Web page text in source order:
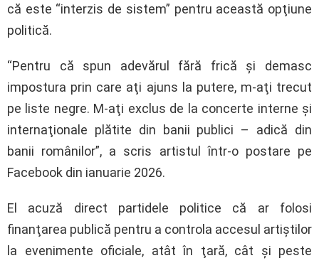
că este “interzis de sistem” pentru această opţiune
politică.
“Pentru că spun adevărul fără frică şi demasc
impostura prin care aţi ajuns la putere, m-aţi trecut
pe liste negre. M-aţi exclus de la concerte interne şi
internaţionale plătite din banii publici – adică din
banii românilor”, a scris artistul într-o postare pe
Facebook din ianuarie 2026.
El acuză direct partidele politice că ar folosi
finanţarea publică pentru a controla accesul artiştilor
la evenimente oficiale, atât în ţară, cât şi peste